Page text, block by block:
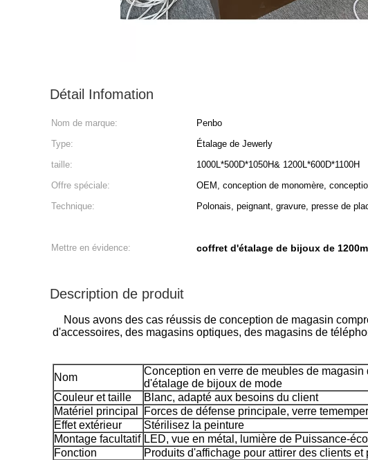
Détail Infomation
Nom de marque: Penbo
Type:
Étalage de Jewerly
taille:
1000L*500D*1050H& 1200L*600D*1100H
Offre spéciale:
OEM, conception de monomère,
Technique:
Polonais, peignant, gravure, presse de
Mettre en évidence: coffret d'étalage de bijoux de
Description de produit
Nous avons des cas réussis de conception de magasin
d'accessoires, des magasins optiques, des magasins de
Nom
Conception en verre de meubles de
d'étalage de bijoux de mode
Couleur et taille
Blanc, adapté aux besoins du client
Matériel principal
Forces de défense principale, verre
Effet extérieur
Stérilisez la peinture
Montage facultatif LED, vue en métal, lumière de Puissance-
Fonction
Produits d'affichage pour attirer des clients